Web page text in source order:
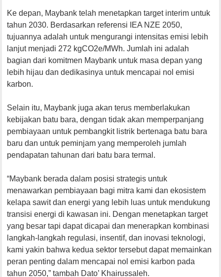
Ke depan, Maybank telah menetapkan target interim untuk
tahun 2030. Berdasarkan referensi IEA NZE 2050,
tujuannya adalah untuk mengurangi intensitas emisi lebih
lanjut menjadi 272 kgCO2e/MWh. Jumlah ini adalah
bagian dari komitmen Maybank untuk masa depan yang
lebih hijau dan dedikasinya untuk mencapai nol emisi
karbon.
Selain itu, Maybank juga akan terus memberlakukan
kebijakan batu bara, dengan tidak akan memperpanjang
pembiayaan untuk pembangkit listrik bertenaga batu bara
baru dan untuk peminjam yang memperoleh jumlah
pendapatan tahunan dari batu bara termal.
“Maybank berada dalam posisi strategis untuk
menawarkan pembiayaan bagi mitra kami dan ekosistem
kelapa sawit dan energi yang lebih luas untuk mendukung
transisi energi di kawasan ini. Dengan menetapkan target
yang besar tapi dapat dicapai dan menerapkan kombinasi
langkah-langkah regulasi, insentif, dan inovasi teknologi,
kami yakin bahwa kedua sektor tersebut dapat memainkan
peran penting dalam mencapai nol emisi karbon pada
tahun 2050,” tambah Dato’ Khairussaleh.